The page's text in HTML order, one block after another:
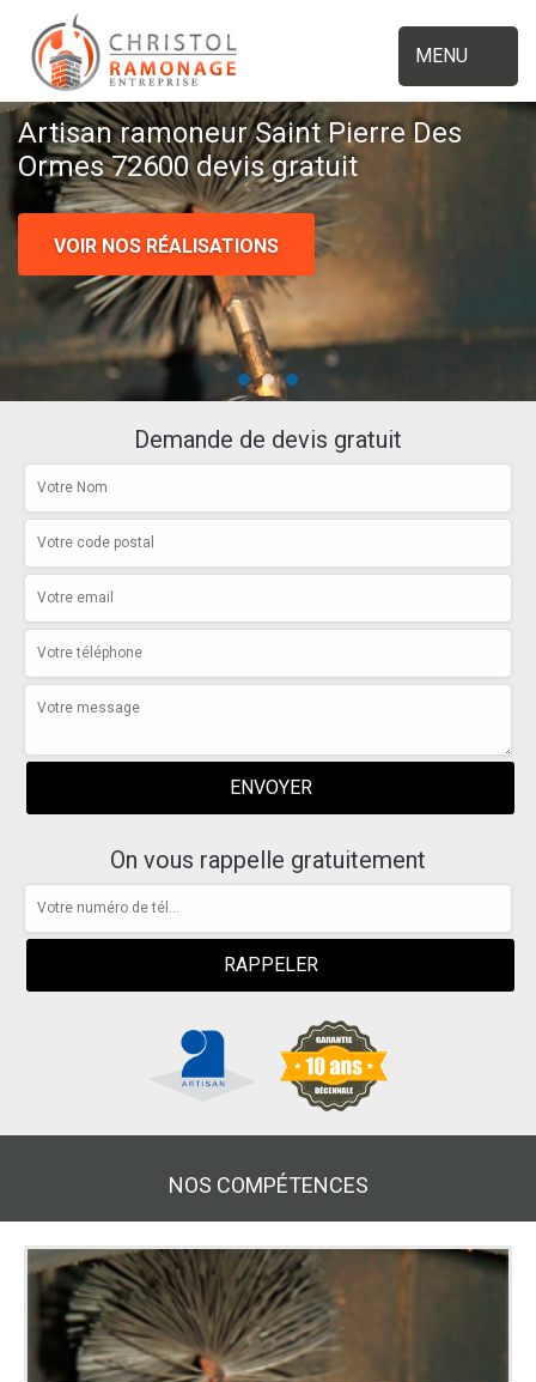
MENU
Artisan ramoneur Saint Pierre Des
Ormes 72600 devis gratuit
VOIR NOS RÉALISATIONS
Demande de devis gratuit
On vous rappelle gratuitement
NOS COMPÉTENCES